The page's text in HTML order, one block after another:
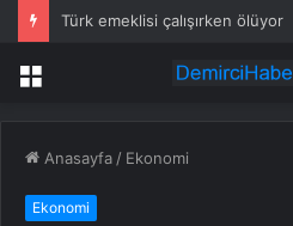
Türk emeklisi çalışırken ölüyor
Menü
Anasayfa / Ekonomi
Ekonomi